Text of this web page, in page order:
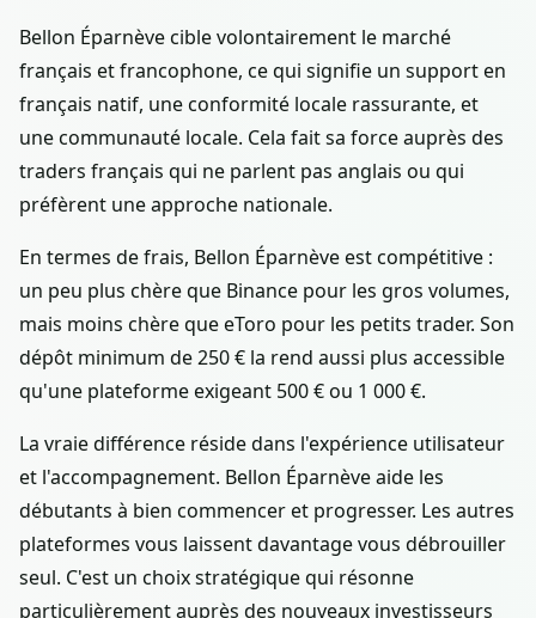
Bellon Éparnève cible volontairement le marché
français et francophone, ce qui signifie un support en
français natif, une conformité locale rassurante, et
une communauté locale. Cela fait sa force auprès des
traders français qui ne parlent pas anglais ou qui
préfèrent une approche nationale.
En termes de frais, Bellon Éparnève est compétitive :
un peu plus chère que Binance pour les gros volumes,
mais moins chère que eToro pour les petits trader. Son
dépôt minimum de 250 € la rend aussi plus accessible
qu'une plateforme exigeant 500 € ou 1 000 €.
La vraie différence réside dans l'expérience utilisateur
et l'accompagnement. Bellon Éparnève aide les
débutants à bien commencer et progresser. Les autres
plateformes vous laissent davantage vous débrouiller
seul. C'est un choix stratégique qui résonne
particulièrement auprès des nouveaux investisseurs